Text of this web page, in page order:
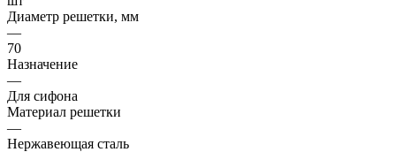
Диаметр решетки, мм
—
70
Назначение
—
Для сифона
Материал решетки
—
Нержавеющая сталь